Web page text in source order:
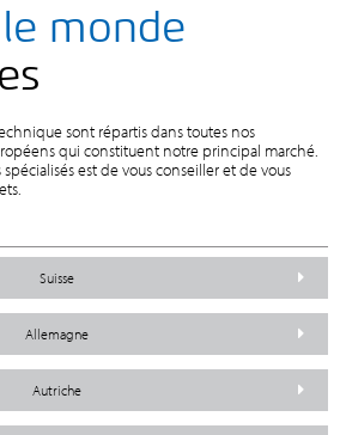
le monde
sont répartis dans toutes nos
qui constituent notre principal marché.
est de vous conseiller et de vous
Suisse
Allemagne
Autriche